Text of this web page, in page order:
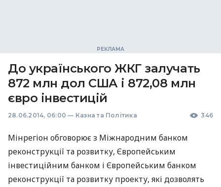
До українського ЖКГ залучать
872 млн дол США і 872,08 млн
євро інвестицій
28.06.2014, 06:00 — Казна та Політика 346
Мінрегіон обговорює з Міжнародним банком
реконструкції та розвитку, Європейським
інвестиційним банком і Європейським банком
реконструкції та розвитку проекту, які дозволять